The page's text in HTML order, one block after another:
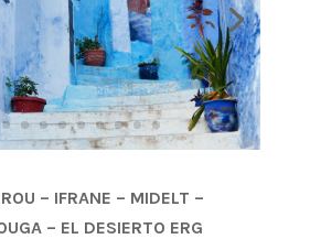
– IFRANE – MIDELT –
– EL DESIERTO ERG